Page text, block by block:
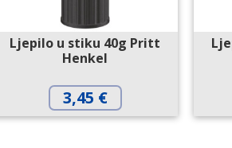
Ljepilo u stiku 40g Pritt
Henkel
3,45 €